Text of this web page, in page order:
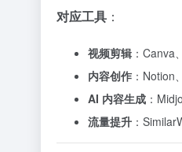
对应工具 ：
视频剪辑 ：Canva
内容创作 ：Notion
AI 内容生成 ：
流量提升 ：